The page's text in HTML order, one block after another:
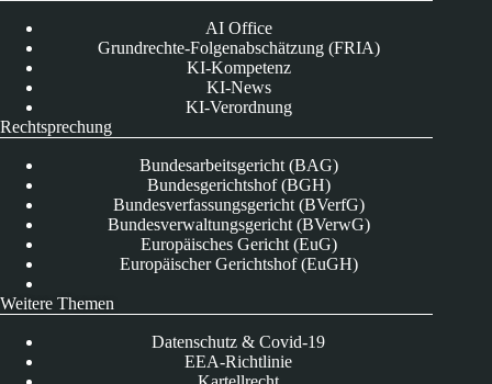
AI Office
Grundrechte-Folgenabschätzung (FRIA)
KI-Kompetenz
KI-News
KI-Verordnung
Rechtsprechung
Bundesarbeitsgericht (BAG)
Bundesgerichtshof (BGH)
Bundesverfassungsgericht (BVerfG)
Bundesverwaltungsgericht (BVerwG)
Europäisches Gericht (EuG)
Europäischer Gerichtshof (EuGH)
Weitere Themen
Datenschutz & Covid-19
EEA-Richtlinie